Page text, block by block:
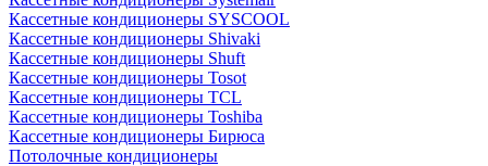
Кассетные кондиционеры SYSCOOL
Кассетные кондиционеры Shivaki
Кассетные кондиционеры Shuft
Кассетные кондиционеры Tosot
Кассетные кондиционеры TCL
Кассетные кондиционеры Toshiba
Кассетные кондиционеры Бирюса
Потолочные кондиционеры